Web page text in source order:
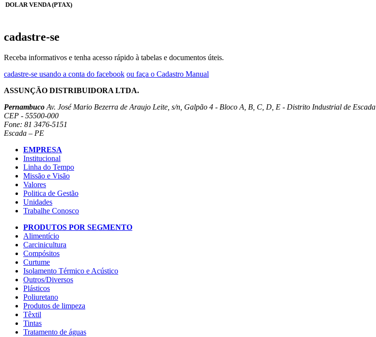
DOLAR VENDA (PTAX)
cadastre-se
Receba informativos e tenha acesso rápido à tabelas e documentos úteis.
cadastre-se usando a conta do facebook ou faça o Cadastro Manual
ASSUNÇÃO DISTRIBUIDORA LTDA.
Pernambuco Av. José Mario Bezerra de Araujo Leite, s/n, Galpão 4 - Bloco A, B, C, D, E - Distrito Industrial de Escada
CEP - 55500-000
Fone: 81 3476-5151
Escada – PE
EMPRESA
Institucional
Linha do Tempo
Missão e Visão
Valores
Politica de Gestão
Unidades
Trabalhe Conosco
PRODUTOS POR SEGMENTO
Alimentício
Carcinicultura
Compósitos
Curtume
Isolamento Térmico e Acústico
Outros/Diversos
Plásticos
Poliuretano
Produtos de limpeza
Têxtil
Tintas
Tratamento de águas